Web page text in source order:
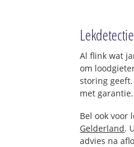
Al flink wat
om
storing
met
Bel ook voor
Gelderland.
advies na